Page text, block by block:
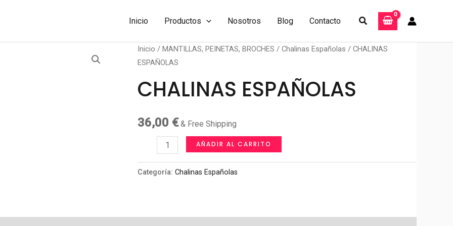
Inicio Productos Nosotros Blog Contacto Buscar
Inicio / MANTILLAS, PEINETAS, BROCHES / Chalinas Españolas / CHALINAS
ESPAÑOLAS
CHALINAS ESPAÑOLAS
36,00 € & Free Shipping
CHALINAS
cantidad
AÑADIR AL CARRITO
Categoría: Chalinas Españolas